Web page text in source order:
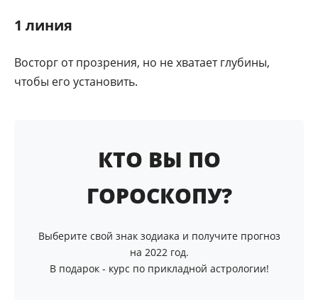
1 линия
Восторг от прозрения, но не хватает глубины,
чтобы его установить.
КТО ВЫ ПО
ГОРОСКОПУ?
Выберите свой знак зодиака и получите прогноз
на 2022 год.
В подарок - курс по прикладной астрологии!